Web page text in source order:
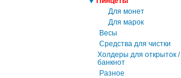
Для монет
Для марок
Весы
Средства для чистки
Холдеры для открыток /
банкнот
Разное